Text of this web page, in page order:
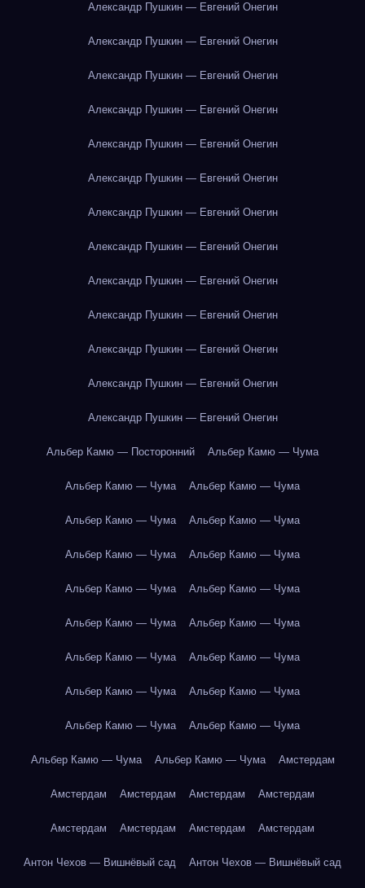
Александр Пушкин — Евгений Онегин
Александр Пушкин — Евгений Онегин
Александр Пушкин — Евгений Онегин
Александр Пушкин — Евгений Онегин
Александр Пушкин — Евгений Онегин
Александр Пушкин — Евгений Онегин
Александр Пушкин — Евгений Онегин
Александр Пушкин — Евгений Онегин
Александр Пушкин — Евгений Онегин
Александр Пушкин — Евгений Онегин
Александр Пушкин — Евгений Онегин
Александр Пушкин — Евгений Онегин
Александр Пушкин — Евгений Онегин
Альбер Камю — Посторонний Альбер Камю — Чума
Альбер Камю — Чума Альбер Камю — Чума
Альбер Камю — Чума Альбер Камю — Чума
Альбер Камю — Чума Альбер Камю — Чума
Альбер Камю — Чума Альбер Камю — Чума
Альбер Камю — Чума Альбер Камю — Чума
Альбер Камю — Чума Альбер Камю — Чума
Альбер Камю — Чума Альбер Камю — Чума
Альбер Камю — Чума Альбер Камю — Чума
Альбер Камю — Чума Альбер Камю — Чума Амстердам
Амстердам Амстердам Амстердам Амстердам
Амстердам Амстердам Амстердам Амстердам
Антон Чехов — Вишнёвый сад Антон Чехов — Вишнёвый сад